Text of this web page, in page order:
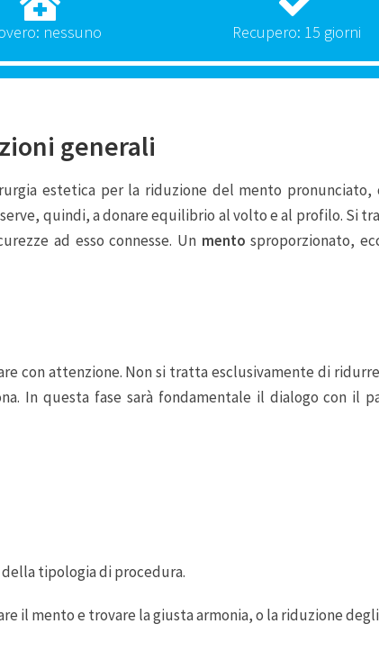
nessuno Recupero: 15 giorni
generali
estetica per la riduzione del mento
quindi, a donare equilibrio al volto e al profilo. Si
ad esso connesse. Un mento sproporzionato,
con attenzione. Non si tratta esclusivamente di
In questa fase sarà fondamentale il dialogo con
tipologia di procedura.
il mento e trovare la giusta armonia, o la riduzione